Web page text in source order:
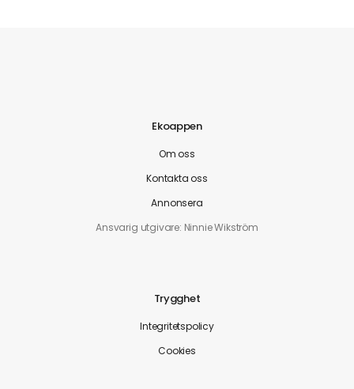
Ekoappen
Om oss
Kontakta oss
Annonsera
Ansvarig utgivare: Ninnie Wikström
Trygghet
Integritetspolicy
Cookies